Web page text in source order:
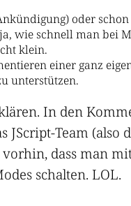
oder
wie schnell man bei
klein.
einer ganz
unterstützen.
In den
JScript-Team (also
dass man
schalten. LOL.